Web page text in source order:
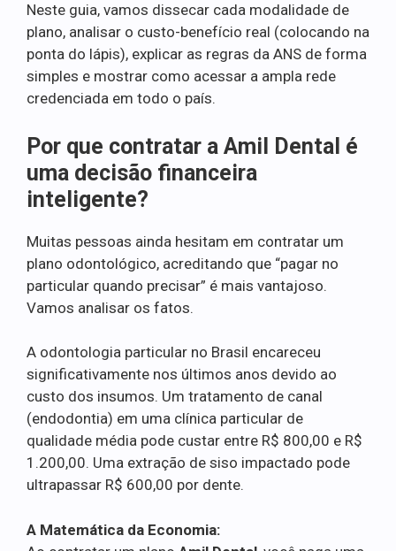
Neste guia, vamos dissecar cada modalidade de
plano, analisar o custo-benefício real (colocando na
ponta do lápis), explicar as regras da ANS de forma
simples e mostrar como acessar a ampla rede
credenciada em todo o país.
Por que contratar a Amil Dental é
uma decisão financeira
inteligente?
Muitas pessoas ainda hesitam em contratar um
plano odontológico, acreditando que “pagar no
particular quando precisar” é mais vantajoso.
Vamos analisar os fatos.
A odontologia particular no Brasil encareceu
significativamente nos últimos anos devido ao
custo dos insumos. Um tratamento de canal
(endodontia) em uma clínica particular de
qualidade média pode custar entre R$ 800,00 e R$
1.200,00. Uma extração de siso impactado pode
ultrapassar R$ 600,00 por dente.
A Matemática da Economia: